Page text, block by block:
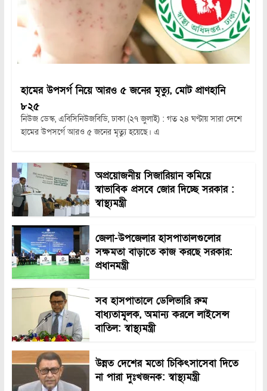
হামের উপসর্গ নিয়ে আরও ৫ জনের মৃত্যু, মোট প্রাণহানি
৮২৫
নিউজ ডেস্ক, এবিসিনিউজবিডি, ঢাকা (২৭ জুলাই) : গত ২৪ ঘণ্টায় সারা দেশে
হামের উপসর্গে আরও ৫ জনের মৃত্যু হয়েছে। এ
অপ্রয়োজনীয় সিজারিয়ান কমিয়ে
স্বাভাবিক প্রসবে জোর দিচ্ছে সরকার :
স্বাস্থ্যমন্ত্রী
জেলা-উপজেলার হাসপাতালগুলোর
সক্ষমতা বাড়াতে কাজ করছে সরকার:
প্রধানমন্ত্রী
সব হাসপাতালে ডেলিভারি রুম
বাধ্যতামূলক, অমান্য করলে লাইসেন্স
বাতিল: স্বাস্থ্যমন্ত্রী
উন্নত দেশের মতো চিকিৎসাসেবা দিতে
না পারা দুঃখজনক: স্বাস্থ্যমন্ত্রী